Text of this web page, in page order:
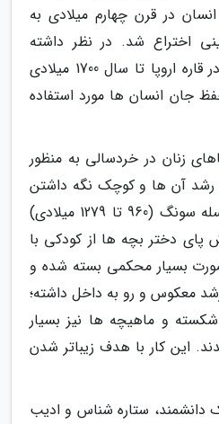
در قرن چهارم میلادی به
اختراع شد. در نظر داشته
باشید که چتر نجات در قاره اروپا تا سال 1700 میلادی
جان انسان ها مورد استفاده
زنان در خردسالی به منظور
رشد آن ها و کوچک نگه داشتن
ابعاد پا در دوران سلسله سونگ (960 تا 1279 میلادی)
پای دختر بچه ها از کودکی با
بسیار محکمی بسته شده و
معکوس و رو به داخل داشته؛
و ماهیچه ها نیز بسیار
این کار با هدف زیباتر شدن
یک دانشمند، ستاره شناس و ادیب